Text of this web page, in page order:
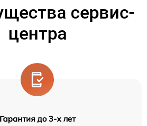
сервис-
центра
Гарантия до 3-х лет